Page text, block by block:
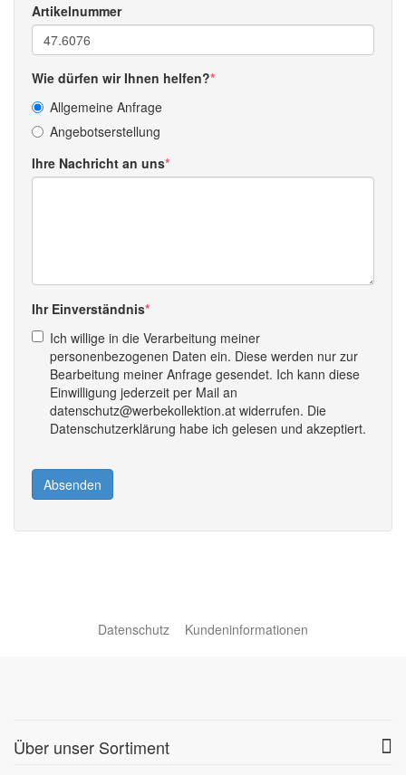
Artikelnummer
Wie dürfen wir Ihnen helfen?
Allgemeine Anfrage
Angebotserstellung
Ihre Nachricht an uns
Ihr Einverständnis
Ich willige in die Verarbeitung meiner
personenbezogenen Daten ein. Diese werden nur zur
Bearbeitung meiner Anfrage gesendet. Ich kann diese
Einwilligung jederzeit per Mail an
datenschutz@werbekollektion.at widerrufen. Die
Datenschutzerklärung habe ich gelesen und akzeptiert.
Absenden
Datenschutz Kundeninformationen
Über unser Sortiment